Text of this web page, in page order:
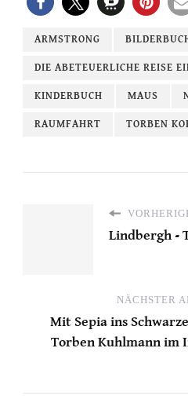
ARMSTRONG
DIE ABETEUERLICHE REISE
KINDERBUCH MAUS
RAUMFAHRT TORBEN
Lindbergh -
NÄCHSTER
Mit Sepia ins
Torben Kuhlmann im